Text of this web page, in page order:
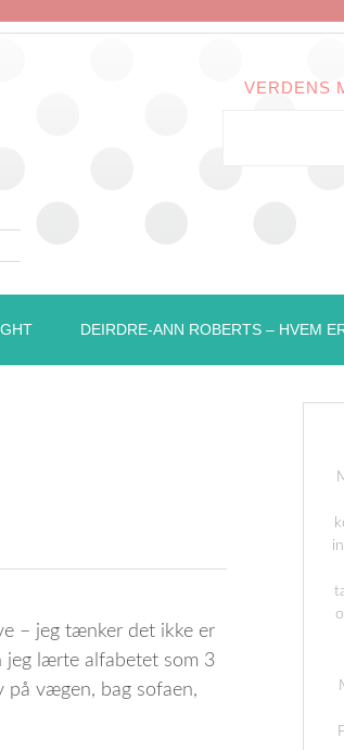
VERDENS
DEIRDRE-ANN ROBERTS – HVEM
– jeg tænker det ikke er
jeg lærte alfabetet som 3
på vægen, bag sofaen,